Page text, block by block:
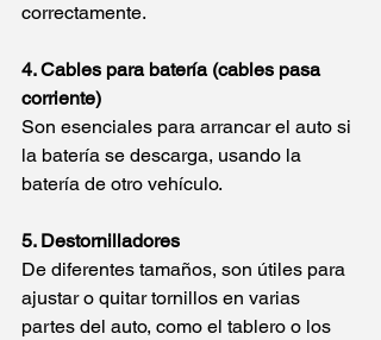
correctamente.
4. Cables para batería (cables pasa
corriente)
Son esenciales para arrancar el auto si
la batería se descarga, usando la
batería de otro vehículo.
5. Destornilladores
De diferentes tamaños, son útiles para
ajustar o quitar tornillos en varias
partes del auto, como el tablero o los